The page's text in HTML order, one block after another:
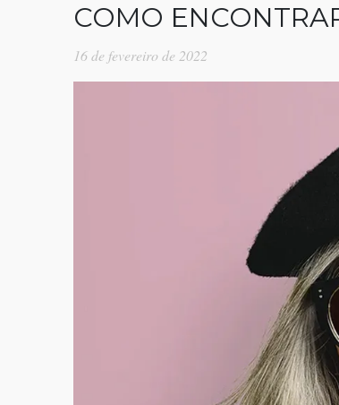
COMO
16 de fevereiro de 2022